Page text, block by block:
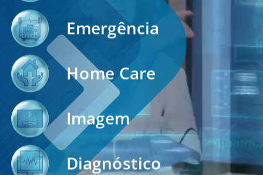
Emergência
Home Care
Imagem
Diagnóstico